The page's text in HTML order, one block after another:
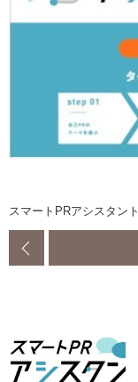
スマートPRアシスタント